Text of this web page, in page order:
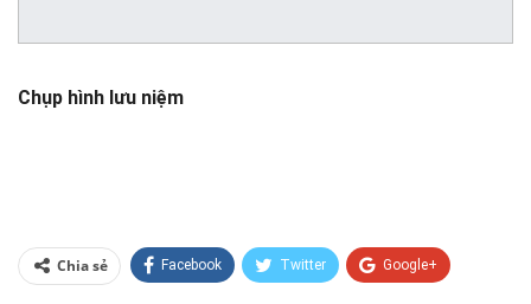
Chụp hình lưu niệm
Chia sẻ Facebook Twitter Google+